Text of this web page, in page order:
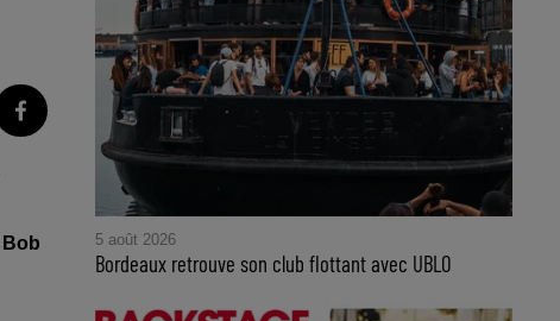
Bob
5 août 2026
Bordeaux retrouve son club flottant avec UBLO